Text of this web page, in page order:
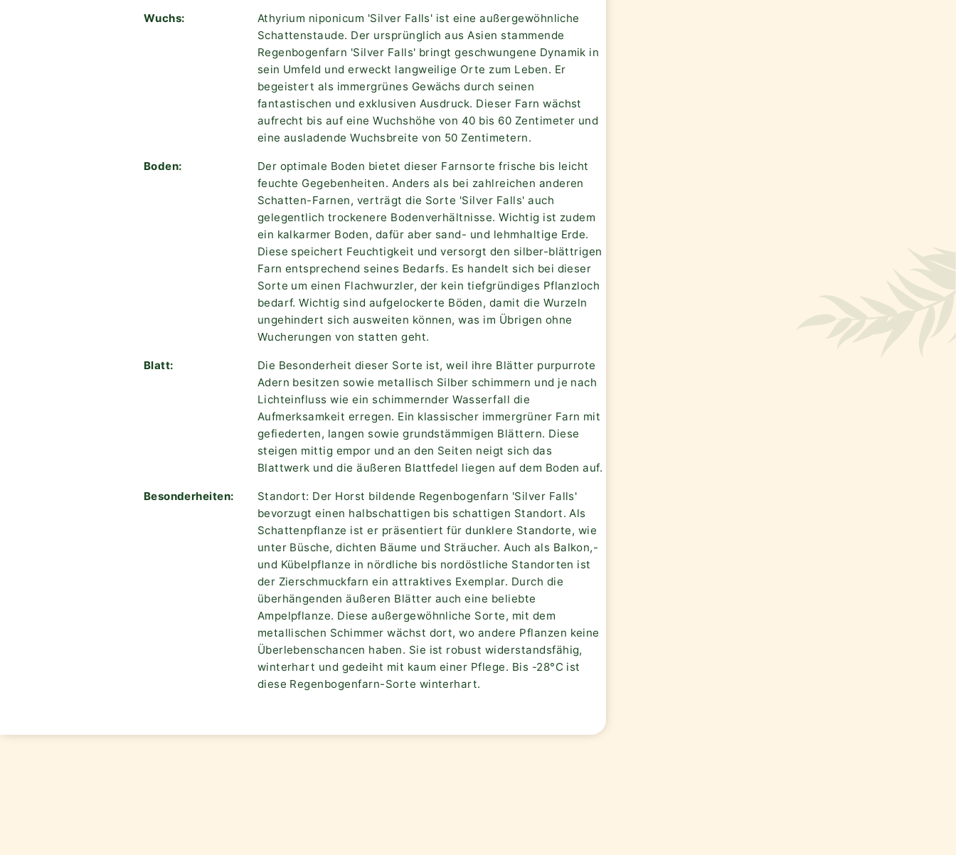
Wuchs:
Athyrium niponicum 'Silver Falls' ist eine außergewöhnliche
Schattenstaude. Der ursprünglich aus Asien stammende
Regenbogenfarn 'Silver Falls' bringt geschwungene Dynamik in
sein Umfeld und erweckt langweilige Orte zum Leben. Er
begeistert als immergrünes Gewächs durch seinen
fantastischen und exklusiven Ausdruck. Dieser Farn wächst
aufrecht bis auf eine Wuchshöhe von 40 bis 60 Zentimeter und
eine ausladende Wuchsbreite von 50 Zentimetern.
Boden:
Der optimale Boden bietet dieser Farnsorte frische bis leicht
feuchte Gegebenheiten. Anders als bei zahlreichen anderen
Schatten-Farnen, verträgt die Sorte 'Silver Falls' auch
gelegentlich trockenere Bodenverhältnisse. Wichtig ist zudem
ein kalkarmer Boden, dafür aber sand- und lehmhaltige Erde.
Diese speichert Feuchtigkeit und versorgt den silber-blättrigen
Farn entsprechend seines Bedarfs. Es handelt sich bei dieser
Sorte um einen Flachwurzler, der kein tiefgründiges Pflanzloch
bedarf. Wichtig sind aufgelockerte Böden, damit die Wurzeln
ungehindert sich ausweiten können, was im Übrigen ohne
Wucherungen von statten geht.
Blatt:
Die Besonderheit dieser Sorte ist, weil ihre Blätter purpurrote
Adern besitzen sowie metallisch Silber schimmern und je nach
Lichteinfluss wie ein schimmernder Wasserfall die
Aufmerksamkeit erregen. Ein klassischer immergrüner Farn mit
gefiederten, langen sowie grundstämmigen Blättern. Diese
steigen mittig empor und an den Seiten neigt sich das
Blattwerk und die äußeren Blattfedel liegen auf dem Boden auf.
Besonderheiten:
Standort: Der Horst bildende Regenbogenfarn 'Silver Falls'
bevorzugt einen halbschattigen bis schattigen Standort. Als
Schattenpflanze ist er präsentiert für dunklere Standorte, wie
unter Büsche, dichten Bäume und Sträucher. Auch als Balkon,-
und Kübelpflanze in nördliche bis nordöstliche Standorten ist
der Zierschmuckfarn ein attraktives Exemplar. Durch die
überhängenden äußeren Blätter auch eine beliebte
Ampelpflanze. Diese außergewöhnliche Sorte, mit dem
metallischen Schimmer wächst dort, wo andere Pflanzen keine
Überlebenschancen haben. Sie ist robust widerstandsfähig,
winterhart und gedeiht mit kaum einer Pflege. Bis -28°C ist
diese Regenbogenfarn-Sorte winterhart.